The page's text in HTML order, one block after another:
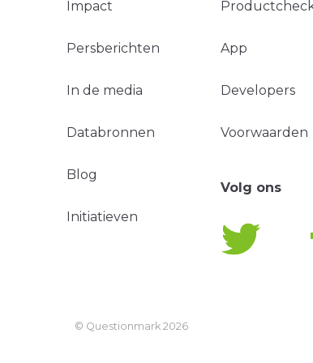
Impact
Persberichten
In de media
Databronnen
Blog
Initiatieven
App
Developers
Voorwaarden
Volg ons
© Questionmark 2026